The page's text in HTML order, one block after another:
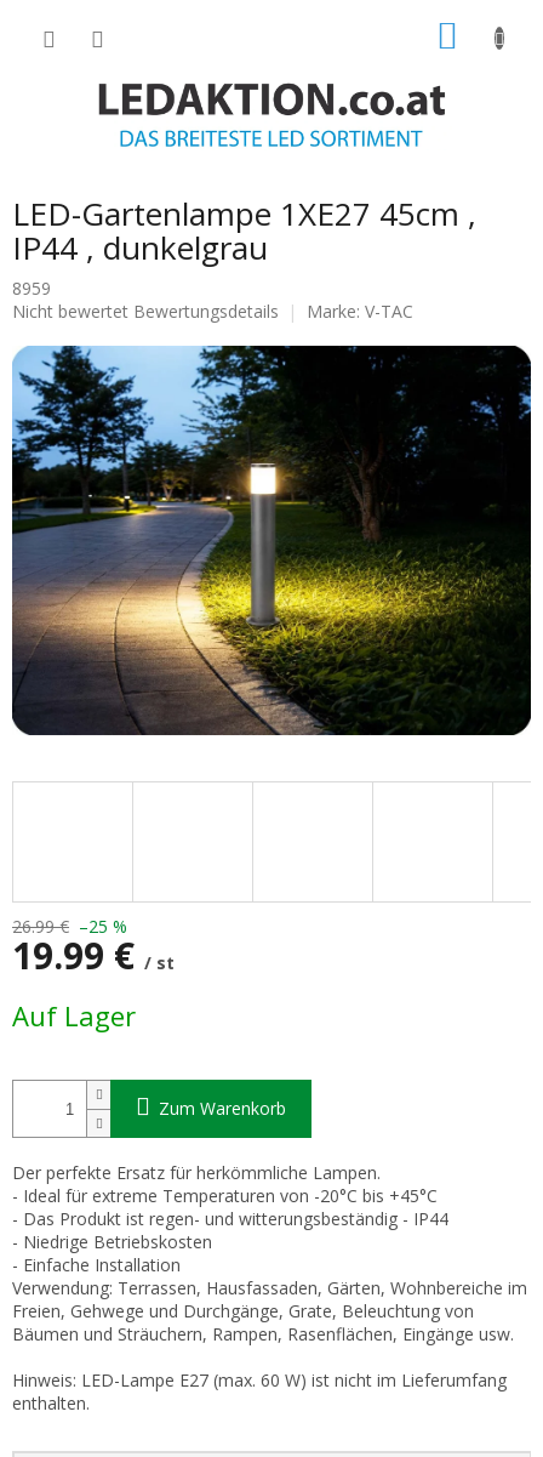
LED-Gartenlampe 1XE27 45cm ,
IP44 , dunkelgrau
8959
Die
Produktbewertung
ist
0.0
von
5
Sternen.
Nicht bewertet Bewertungsdetails Marke: V-TAC
26.99 € –25 %
19.99 € / st
Auf Lager
Zum Warenkorb
Der perfekte Ersatz für herkömmliche Lampen.
- Ideal für extreme Temperaturen von -20°C bis +45°C
- Das Produkt ist regen- und witterungsbeständig - IP44
- Niedrige Betriebskosten
- Einfache Installation
Verwendung: Terrassen, Hausfassaden, Gärten, Wohnbereiche im
Freien, Gehwege und Durchgänge, Grate, Beleuchtung von
Bäumen und Sträuchern, Rampen, Rasenflächen, Eingänge usw.
Hinweis: LED-Lampe E27 (max. 60 W) ist nicht im Lieferumfang
enthalten.